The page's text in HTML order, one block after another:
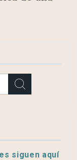
siguen aquí